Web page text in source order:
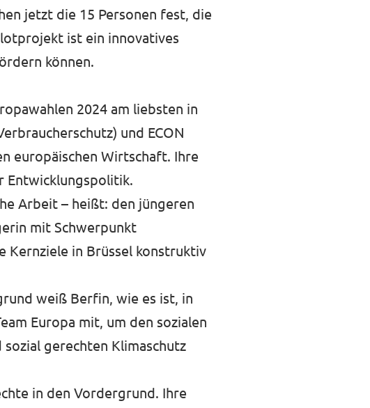
jetzt die 15 Personen fest, die
ist ein innovatives
können.
2024 am liebsten in
und ECON
europäischen Wirtschaft. Ihre
Entwicklungspolitik.
Arbeit – heißt: den jüngeren
mit Schwerpunkt
Kernziele in Brüssel konstruktiv
weiß Berfin, wie es ist, in
Europa mit, um den sozialen
gerechten Klimaschutz
in den Vordergrund. Ihre